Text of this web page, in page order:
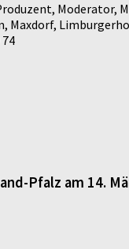
Moderator,
Pfalz am 14.